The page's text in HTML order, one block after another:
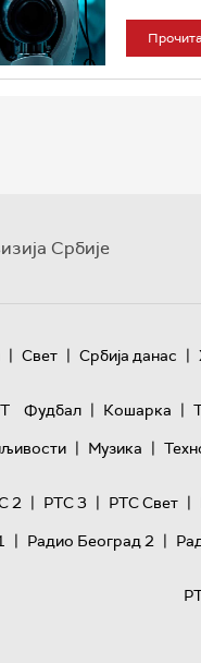
Србије
| Свет | Србија данас |
Фудбал | Кошарка |
| Музика |
2 | РТС 3 | РТС Свет |
| Радио Београд 2 |